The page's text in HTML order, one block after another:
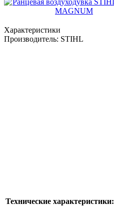
Характеристики
Производитель: STIHL
Технические характеристики: